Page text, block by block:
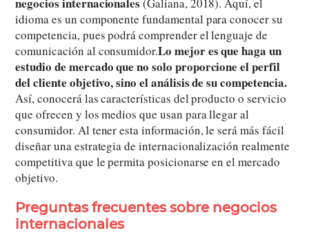
idioma es un componente fundamental para conocer su
competencia, pues podrá comprender el lenguaje de
comunicación al consumidor.Lo mejor es que haga un
estudio de mercado que no solo proporcione el perfil
del cliente objetivo, sino el análisis de su competencia.
Así, conocerá las características del producto o servicio
que ofrecen y los medios que usan para llegar al
consumidor. Al tener esta información, le será más fácil
diseñar una estrategia de internacionalización realmente
competitiva que le permita posicionarse en el mercado
objetivo.
Preguntas frecuentes sobre negocios
internacionales